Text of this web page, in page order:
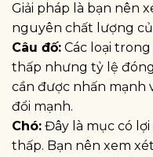
Giải pháp là bạn nên
nguyên chất lượng
Câu đố: Các loại
thấp nhưng tỷ lệ
cần được nhấn mạnh
đổi mạnh.
Chó: Đây là mục có
thấp. Bạn nên xem